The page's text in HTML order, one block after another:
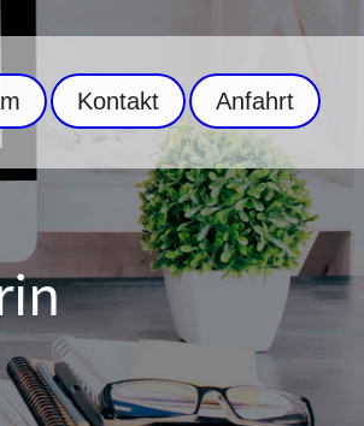
Kontakt Anfahrt